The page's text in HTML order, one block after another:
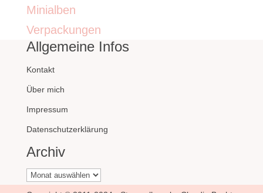
Minialben
Verpackungen
Allgemeine Infos
Kontakt
Über mich
Impressum
Datenschutzerklärung
Archiv
Archiv